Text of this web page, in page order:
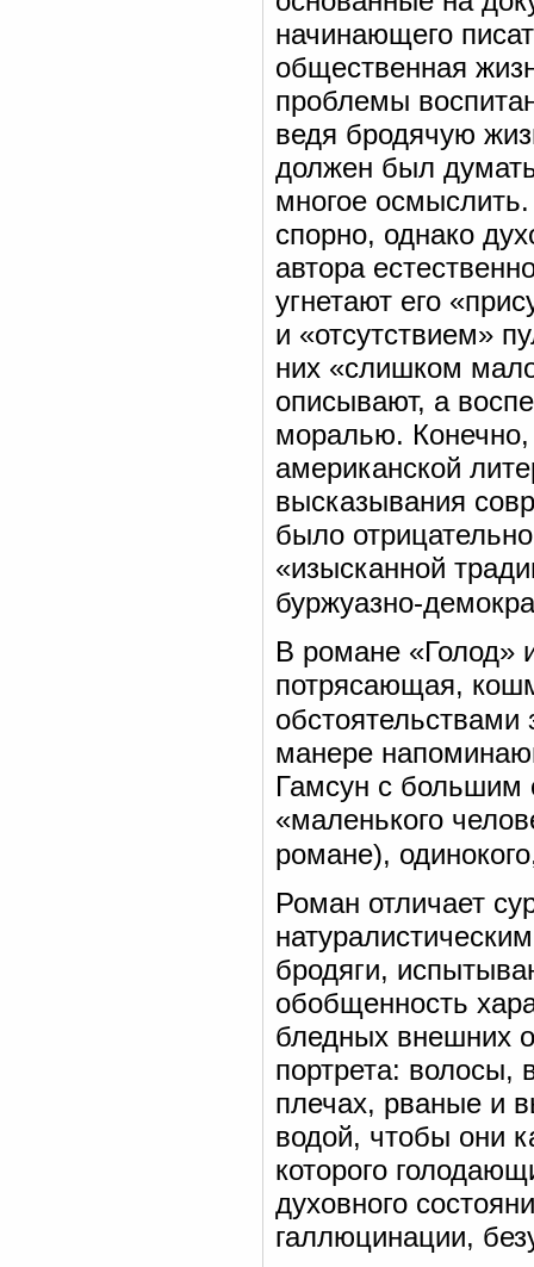
начинающего
общественная
проблемы
ведя бродячую
должен был
многое
спорно, однако
автора
угнетают его
и «отсутствием»
них «слишком
описывают, а
моралью. Конечно,
американской
высказывания
было
«изысканной
буржуазно-
В романе «Голод»
потрясающая,
обстоятельствами
манере
Гамсун с большим
«маленького
романе),
Роман отличает
бродяги,
обобщенность
бледных внешних
портрета:
плечах, рваные и
водой, чтобы они
которого
духовного
галлюцинации,